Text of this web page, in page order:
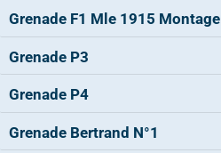
Grenade F1 Mle 1915 Montage
Grenade P3
Grenade P4
Grenade Bertrand N°1